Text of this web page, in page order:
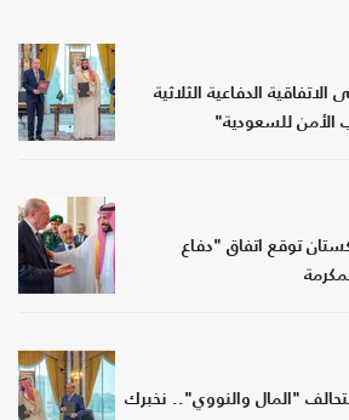
الدفاعية الثلاثية
الأمن للسعودية"
توقع اتفاق "دفاع
لتحالف "المال والنووي".. نخبرك